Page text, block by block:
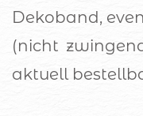
Dekoband,
(nicht
aktuell